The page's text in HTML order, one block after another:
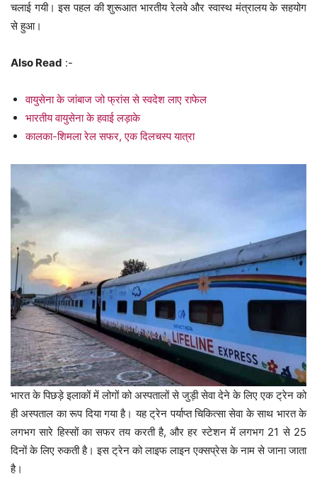
चलाई गयी। इस पहल की शुरूआत भारतीय रेलवे और स्वास्थ मंत्रालय के सहयोग
से हुआ।
Also Read :-
वायुसेना के जांबाज जो फ्रांस से स्वदेश लाए राफेल
भारतीय वायुसेना के हवाई लड़ाके
कालका-शिमला रेल सफर, एक दिलचस्प यात्रा
भारत के पिछड़े इलाकों में लोगों को अस्पतालों से जुड़ी सेवा देने के लिए एक ट्रेन को
ही अस्पताल का रूप दिया गया है। यह ट्रेन पर्याप्त चिकित्सा सेवा के साथ भारत के
लगभग सारे हिस्सों का सफर तय करती है, और हर स्टेशन में लगभग 21 से 25
दिनों के लिए रुकती है। इस ट्रेन को लाइफ लाइन एक्सप्रेस के नाम से जाना जाता
है।